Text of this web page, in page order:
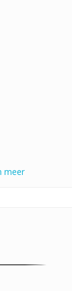
meer